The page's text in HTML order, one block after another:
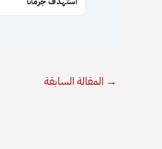
→ المقالة السابقة